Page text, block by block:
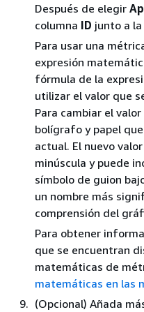
Después de elegir
columna ID junto a
Para usar una
expresión
fórmula de la
utilizar el valor que
Para cambiar el valor
bolígrafo y papel
actual. El nuevo
minúscula y puede
símbolo de guion
un nombre más
comprensión del
Para obtener
que se encuentran
matemáticas de
matemáticas en las
(Opcional) Añada